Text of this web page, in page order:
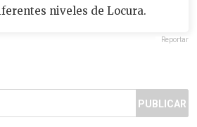
niveles de Locura.
Reportar
PUBLICAR